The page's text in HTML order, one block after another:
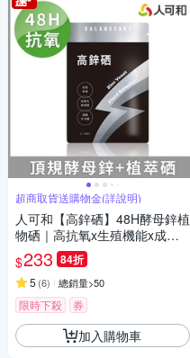
超商取貨送購物金(詳說明)
人可和【高鋅硒】48H酵母鋅植
物硒｜高抗氧x生殖機能x成長
發育x產後病後補養｜長效型維
他命礦物質｜永豐集團
$233 84折
5 (6) 總銷量>50
限時下殺 券
加入購物車